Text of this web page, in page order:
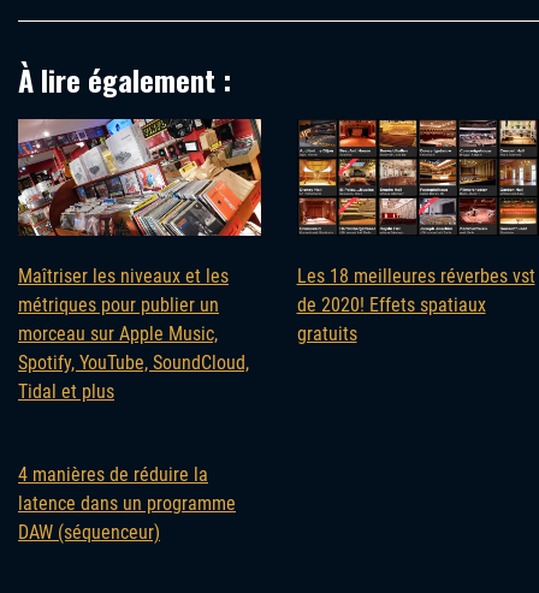
À lire également :
Maîtriser les niveaux et les
métriques pour publier un
morceau sur Apple Music,
Spotify, YouTube, SoundCloud,
Tidal et plus
Les 18 meilleures réverbes vst
de 2020! Effets spatiaux
gratuits
4 manières de réduire la
latence dans un programme
DAW (séquenceur)